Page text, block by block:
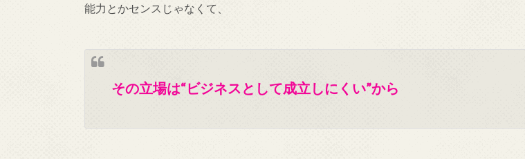
能力とかセンスじゃなくて、
その立場は“ビジネスとして成立しにくい”から